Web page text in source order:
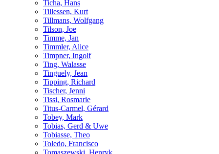
Ticha, Hans
Tillessen, Kurt
Tillmans, Wolfgang
Tilson, Joe
Timme, Jan
Timmler, Alice
Timpner, Ingolf
Ting, Walasse
Tinguely, Jean
Tipping, Richard
Tischer, Jenni
Tissi, Rosmarie
Titus-Carmel, Gérard
Tobey, Mark
Tobias, Gerd & Uwe
Tobiasse, Theo
Toledo, Francisco
Tomaszewski, Henryk